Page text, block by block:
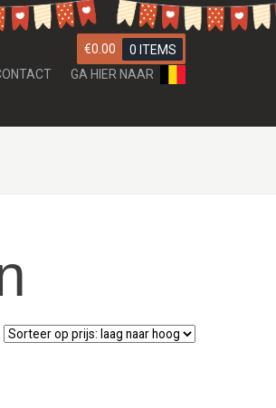
€0.00
0 ITEMS
GA HIER NAAR